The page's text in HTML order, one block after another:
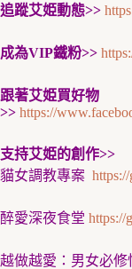
追蹤艾姫動態>>
成為VIP鐵粉>>
跟著艾姫買好物
>> https://
支持艾姫的創作>>
貓女調教專案
醉愛深夜食堂 https://
越做越愛：男女必修